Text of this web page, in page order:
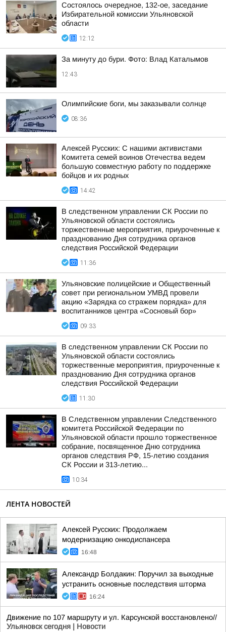
Состоялось очередное, 132-ое, заседание
Избирательной комиссии Ульяновской
области
12:12
За минуту до бури. Фото: Влад Каталымов
12:43
Олимпийские боги, мы заказывали солнце
08:36
Алексей Русских: С нашими активистами
Комитета семей воинов Отечества ведем
большую совместную работу по поддержке
бойцов и их родных
14:42
В следственном управлении СК России по
Ульяновской области состоялись
торжественные мероприятия, приуроченные к
празднованию Дня сотрудника органов
следствия Российской Федерации
11:36
Ульяновские полицейские и Общественный
совет при региональном УМВД провели
акцию «Зарядка со стражем порядка» для
воспитанников центра «Сосновый бор»
09:33
В следственном управлении СК России по
Ульяновской области состоялись
торжественные мероприятия, приуроченные к
празднованию Дня сотрудника органов
следствия Российской Федерации
11:30
В Следственном управлении Следственного
комитета Российской Федерации по
Ульяновской области прошло торжественное
собрание, посвященное Дню сотрудника
органов следствия РФ, 15-летию создания
СК России и 313-летию...
10:34
ЛЕНТА НОВОСТЕЙ
Алексей Русских: Продолжаем
модернизацию онкодиспансера
16:48
Александр Болдакин: Поручил за выходные
устранить основные последствия шторма
16:24
Движение по 107 маршруту и ул. Карсунской восстановлено//
Ульяновск сегодня | Новости